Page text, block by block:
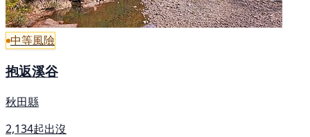
中等風險
抱返溪谷
秋田縣
2,134起出沒